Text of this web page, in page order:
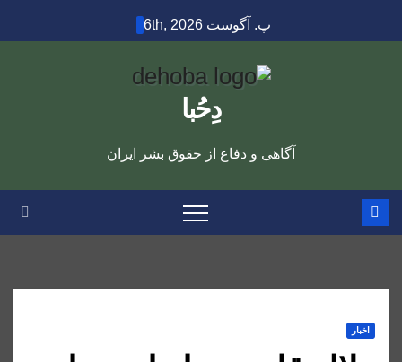
to
پ. آگوست 6th, 2026
دِحُبا
آگاهی و دفاع از حقوق بشر ایران
اخبار